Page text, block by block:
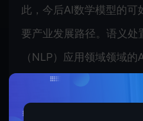
此，今后AI数学模型的可
要产业发展路径。语义处
（NLP）应用领域领域
发展。现代人期望透过
置，更好地理解和产生